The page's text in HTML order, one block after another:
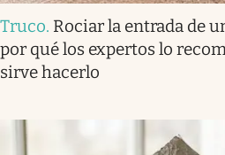
Truco. Rociar la entrada de
por qué los expertos lo
sirve hacerlo